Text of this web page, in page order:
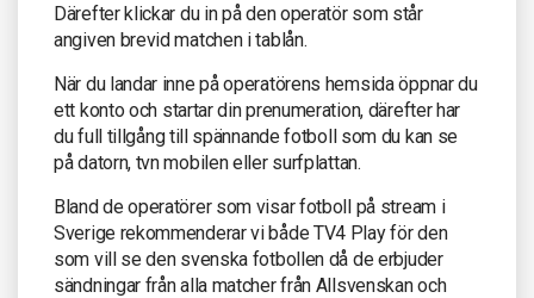
Därefter klickar du in på den operatör som står
angiven brevid matchen i tablån.
När du landar inne på operatörens hemsida öppnar du
ett konto och startar din prenumeration, därefter har
du full tillgång till spännande fotboll som du kan se
på datorn, tvn mobilen eller surfplattan.
Bland de operatörer som visar fotboll på stream i
Sverige rekommenderar vi både TV4 Play för den
som vill se den svenska fotbollen då de erbjuder
sändningar från alla matcher från Allsvenskan och